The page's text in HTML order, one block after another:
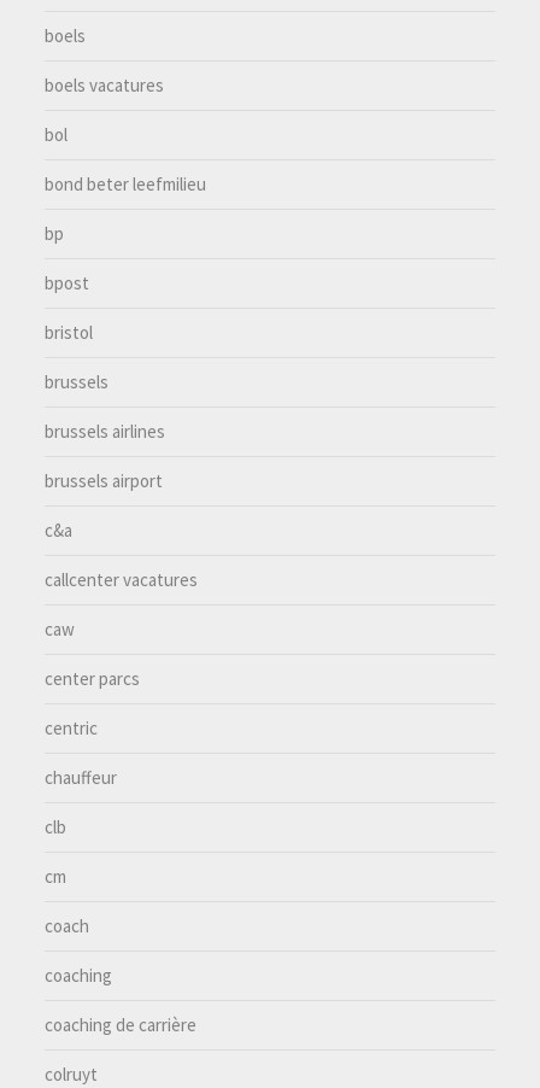
boels
boels vacatures
bol
bond beter leefmilieu
bp
bpost
bristol
brussels
brussels airlines
brussels airport
c&a
callcenter vacatures
caw
center parcs
centric
chauffeur
clb
cm
coach
coaching
coaching de carrière
colruyt